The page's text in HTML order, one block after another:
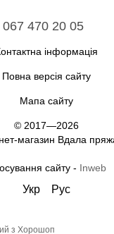
067 470 20 05
інформація
Повна версія сайту
Мапа сайту
© 2017—2026
магазин Вдала
сайту - Inweb
Укр Рус
з Хорошоп